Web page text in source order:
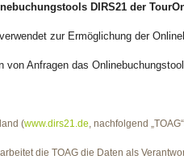
DIRS21 der
zur Ermöglichung der
von Anfragen das
(www.dirs21.de, nachfolgend
die TOAG die Daten als